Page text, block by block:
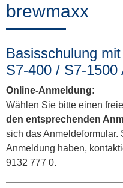
News
Events
Partner
Über
ProLeiT
brewmaxx
Basisschulung
S7-400 / S7-1500
Online-Anmeldung:
Wählen Sie bitte einen
den entsprechenden
sich das Anmeldeformular.
Anmeldung haben,
9132 777 0.